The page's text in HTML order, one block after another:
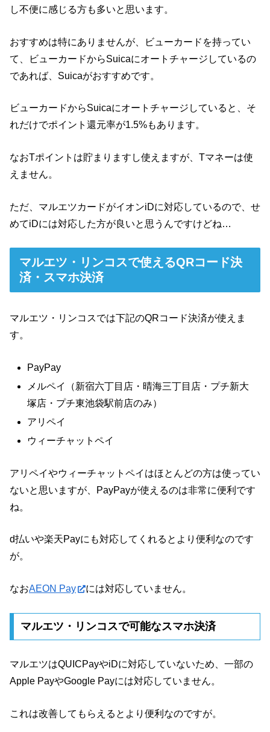
し不便に感じる方も多いと思います。
おすすめは特にありませんが、ビューカードを持ってい
て、ビューカードからSuicaにオートチャージしているの
であれば、Suicaがおすすめです。
ビューカードからSuicaにオートチャージしていると、そ
れだけでポイント還元率が1.5%もあります。
なおTポイントは貯まりますし使えますが、Tマネーは使
えません。
ただ、マルエツカードがイオンiDに対応しているので、せ
めてiDには対応した方が良いと思うんですけどね…
マルエツ・リンコスで使えるQRコード決
済・スマホ決済
マルエツ・リンコスでは下記のQRコード決済が使えま
す。
PayPay
メルペイ（新宿六丁目店・晴海三丁目店・プチ新大
塚店・プチ東池袋駅前店のみ）
アリペイ
ウィーチャットペイ
アリペイやウィーチャットペイはほとんどの方は使ってい
ないと思いますが、PayPayが使えるのは非常に便利です
ね。
d払いや楽天Payにも対応してくれるとより便利なのです
が。
なおAEON Pay には対応していません。
マルエツ・リンコスで可能なスマホ決済
マルエツはQUICPayやiDに対応していないため、一部の
Apple PayやGoogle Payには対応していません。
これは改善してもらえるとより便利なのですが。